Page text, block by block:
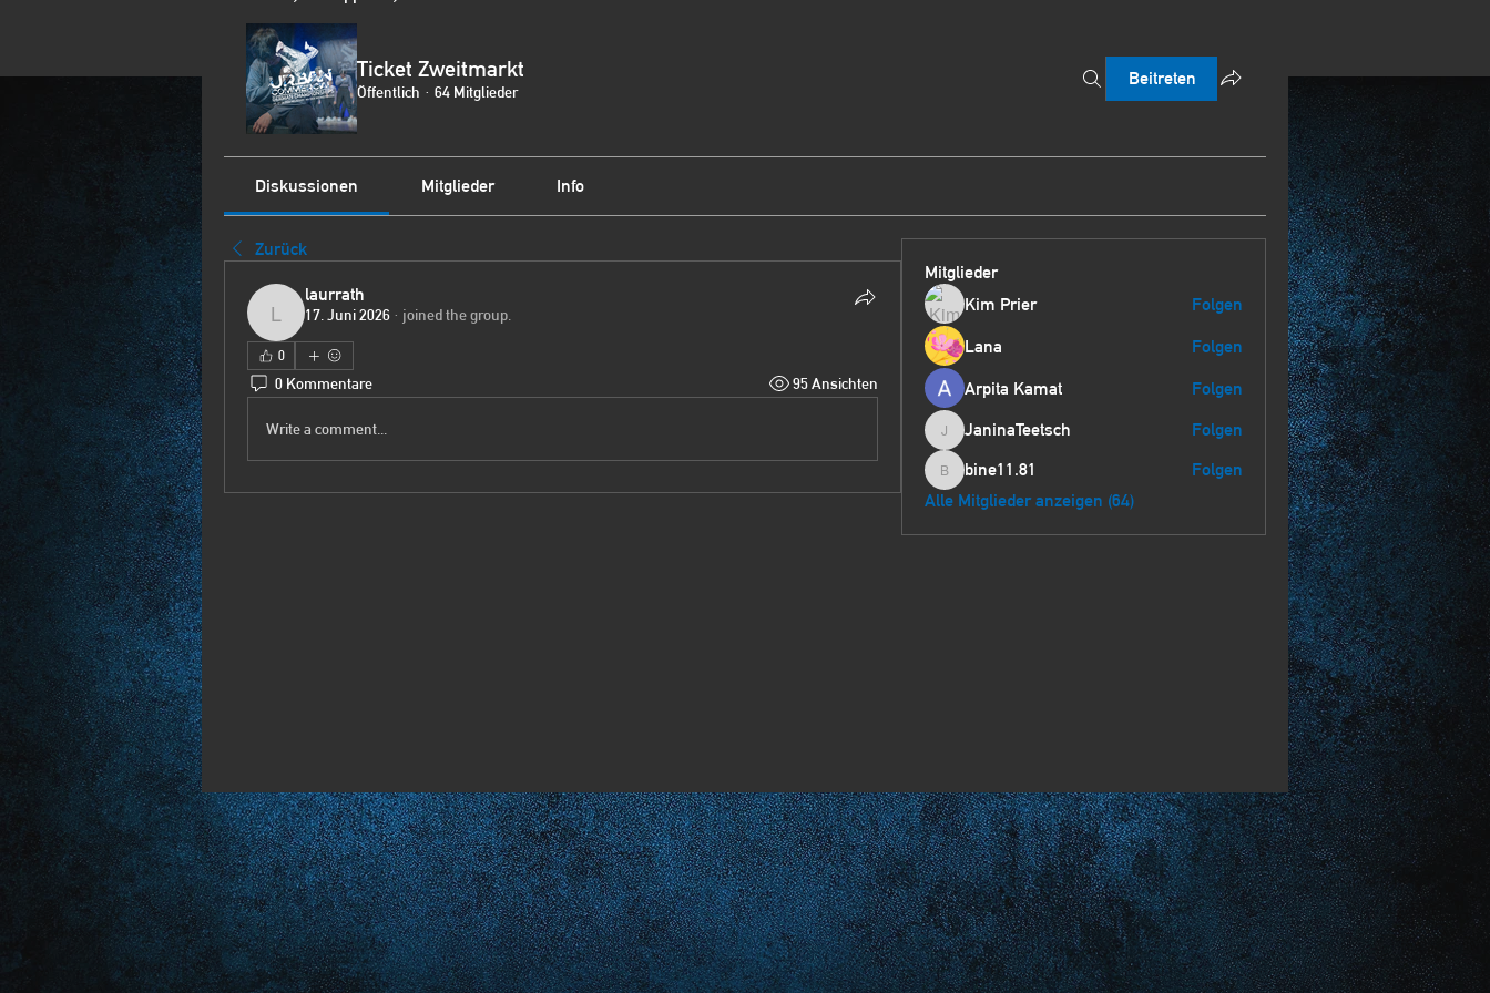
Ticket Zweitmarkt
Öffentlich · 64 Mitglieder
Beitreten
Diskussionen Mitglieder Info
Zurück
laurrath
laurrath
17. Juni 2026 · joined the group.
0
0 Kommentare 95 Ansichten
Write a comment...
Mitglieder
Kim Prier
Folgen
Lana
Folgen
Arpita Kamat
Folgen
JaninaTeetsch
JaninaTeetsch Folgen
bine11.81
bine11.81
Folgen
Alle Mitglieder anzeigen (64)